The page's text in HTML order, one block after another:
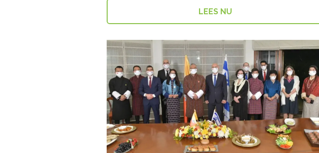
LEES NU